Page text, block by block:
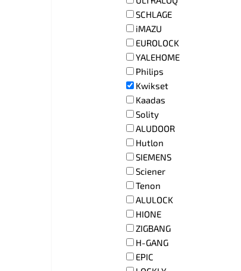
SCHLAGE
iMAZU
EUROLOCK
YALEHOME
Philips
Kwikset
Kaadas
Solity
ALUDOOR
Hutlon
SIEMENS
Sciener
Tenon
ALULOCK
HIONE
ZIGBANG
H-GANG
EPIC